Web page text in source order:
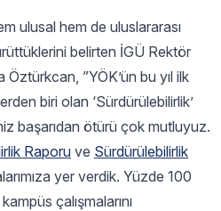
ulusal hem de uluslararası
belirten İGÜ Rektör
Öztürkcan, ”YÖK’ün bu yıl ilk
biri olan ‘Sürdürülebilirlik’
başarıdan ötürü çok mutluyuz.
Raporu ve Sürdürülebilirlik
yer verdik. Yüzde 100
çalışmalarını